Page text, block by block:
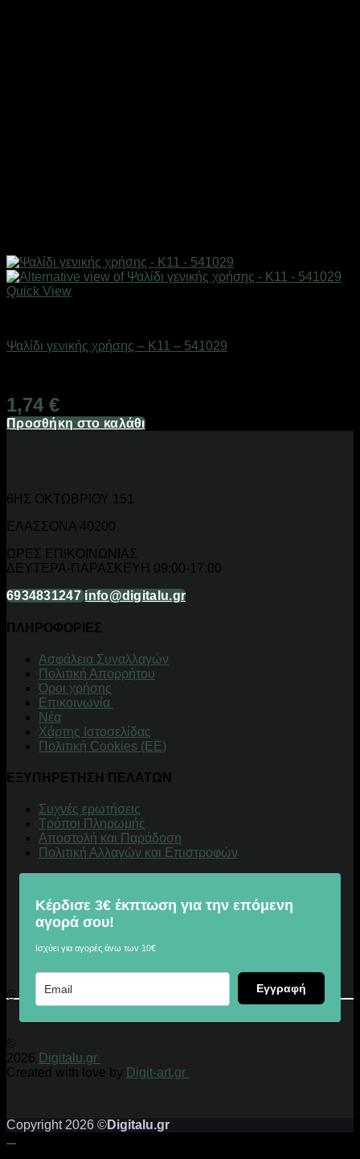
Quick View
Ψαλίδι γενικής χρήσης – K11 – 541029
1,74 €
Προσθήκη στο καλάθι
6ΗΣ ΟΚΤΩΒΡΙΟΥ 151
ΕΛΑΣΣΟΝΑ 40200
ΩΡΕΣ ΕΠΙΚΟΙΝΩΝΙΑΣ
ΔΕΥΤΕΡΑ-ΠΑΡΑΣΚΕΥΗ 09:00-17:00
6934831247 info@digitalu.gr
ΠΛΗΡΟΦΟΡΙΕΣ
Aσφάλεια Συναλλαγών
Πολιτική Απορρήτου
Όροι χρήσης
Επικοινωνία
Νέα
Χάρτης Ιστοσελίδας
Πολιτική Cookies (ΕΕ)
ΕΞΥΠΗΡΕΤΗΣΗ ΠΕΛΑΤΩΝ
Συχνές ερωτήσεις
Τρόποι Πληρωμής
Αποστολή και Παράδοση
Πολιτική Αλλαγών και Επιστροφών
Κέρδισε 3€ έκπτωση για την επόμενη
αγορά σου!
Ισχύει για αγορές άνω των 10€
Εγγραφή
© 2026 Digitalu.gr
©
2026 Digitalu.gr
Created with love by Digit-art.gr
Copyright 2026 ©Digitalu.gr